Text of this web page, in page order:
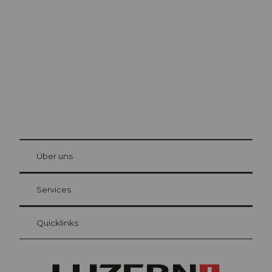
Gästekarte Luzern
Ihre Vorteile als Übernachtungsgast
at Bre
Über uns
Services
Quicklinks